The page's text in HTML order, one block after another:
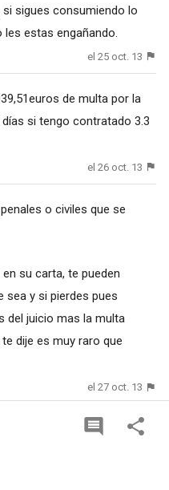
sigues consumiendo lo
estas engañando.
el 25 oct. 13
de multa por la
si tengo contratado 3.3
el 26 oct. 13
o civiles que se
su carta, te pueden
sea y si pierdes pues
del juicio mas la multa
dije es muy raro que
el 27 oct. 13